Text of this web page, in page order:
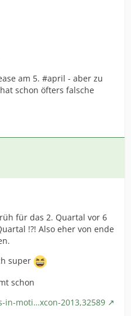
am 5. #april - aber zu
schon öfters falsche
für das 2. Quartal vor 6
!?! Also eher von ende
super
schon
in-moti…xcon-2013,32589